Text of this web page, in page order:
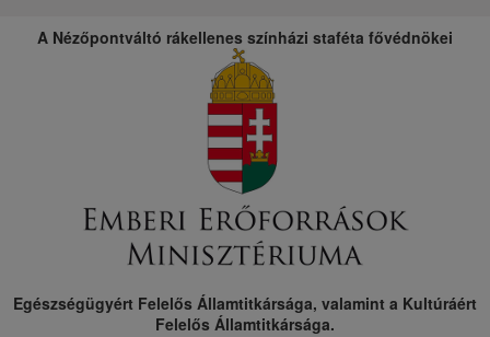
A Nézőpontváltó rákellenes színházi staféta fővédnökei
Egészségügyért Felelős Államtitkársága, valamint a Kultúráért
Felelős Államtitkársága.